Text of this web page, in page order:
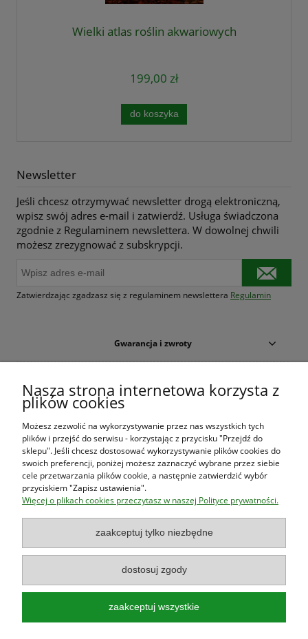
Wielki atlas roślin akwariowych
199,00 zł
do koszyka
Newsletter
Jeśli chcesz otrzymywać newsletter drogą elektroniczną,
wpisz swój adres e-mail i zatwierdź. Usługa świadczona
zgodnie z Regulaminem newslettera. W dowolnej chwili
możesz zrezygnować z subskrypcji.
Zatwierdzając zgadzasz się z regulaminem newslettera Regulamin
Gwarancja i zwroty
O firmie
Księgarnia Las Książek www.lasksiazek.pl| Aleje Jerozolimskie
53 (p. 2, lok. 212)| 00-697 Warszawa | 22 290 23 47 | Serdecznie
zapraszamy!
jest czynna od poniedziałku do piątku w godzinach
- 16:00
Najlepsze książki o polskiej przyrodzie!
Nasza strona internetowa korzysta z
plików cookies
Możesz zezwolić na wykorzystywanie przez nas wszystkich tych
plików i przejść do serwisu - korzystając z przycisku "Przejdź do
sklepu". Jeśli chcesz dostosować wykorzystywanie plików cookies do
swoich preferencji, poniżej możesz zaznaczyć wybrane przez siebie
cele przetwarzania plików cookie, a następnie zatwierdzić wybór
przyciskiem "Zapisz ustawienia".
Więcej o plikach cookies przeczytasz w naszej Polityce prywatności.
zaakceptuj tylko niezbędne
dostosuj zgody
zaakceptuj wszystkie